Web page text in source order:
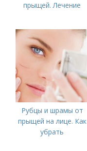
прыщей. Лечение
Рубцы и шрамы от
прыщей на лице. Как
убрать